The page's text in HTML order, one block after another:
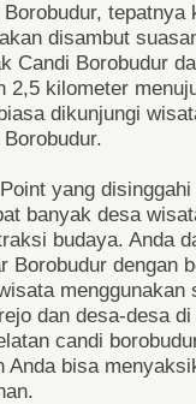
Borobudur,
disambut
Candi Borobudur
2,5 kilometer
dikunjungi
yang
banyak desa
budaya. Anda
Borobudur dengan
menggunakan
dan desa-desa
candi
Anda bisa